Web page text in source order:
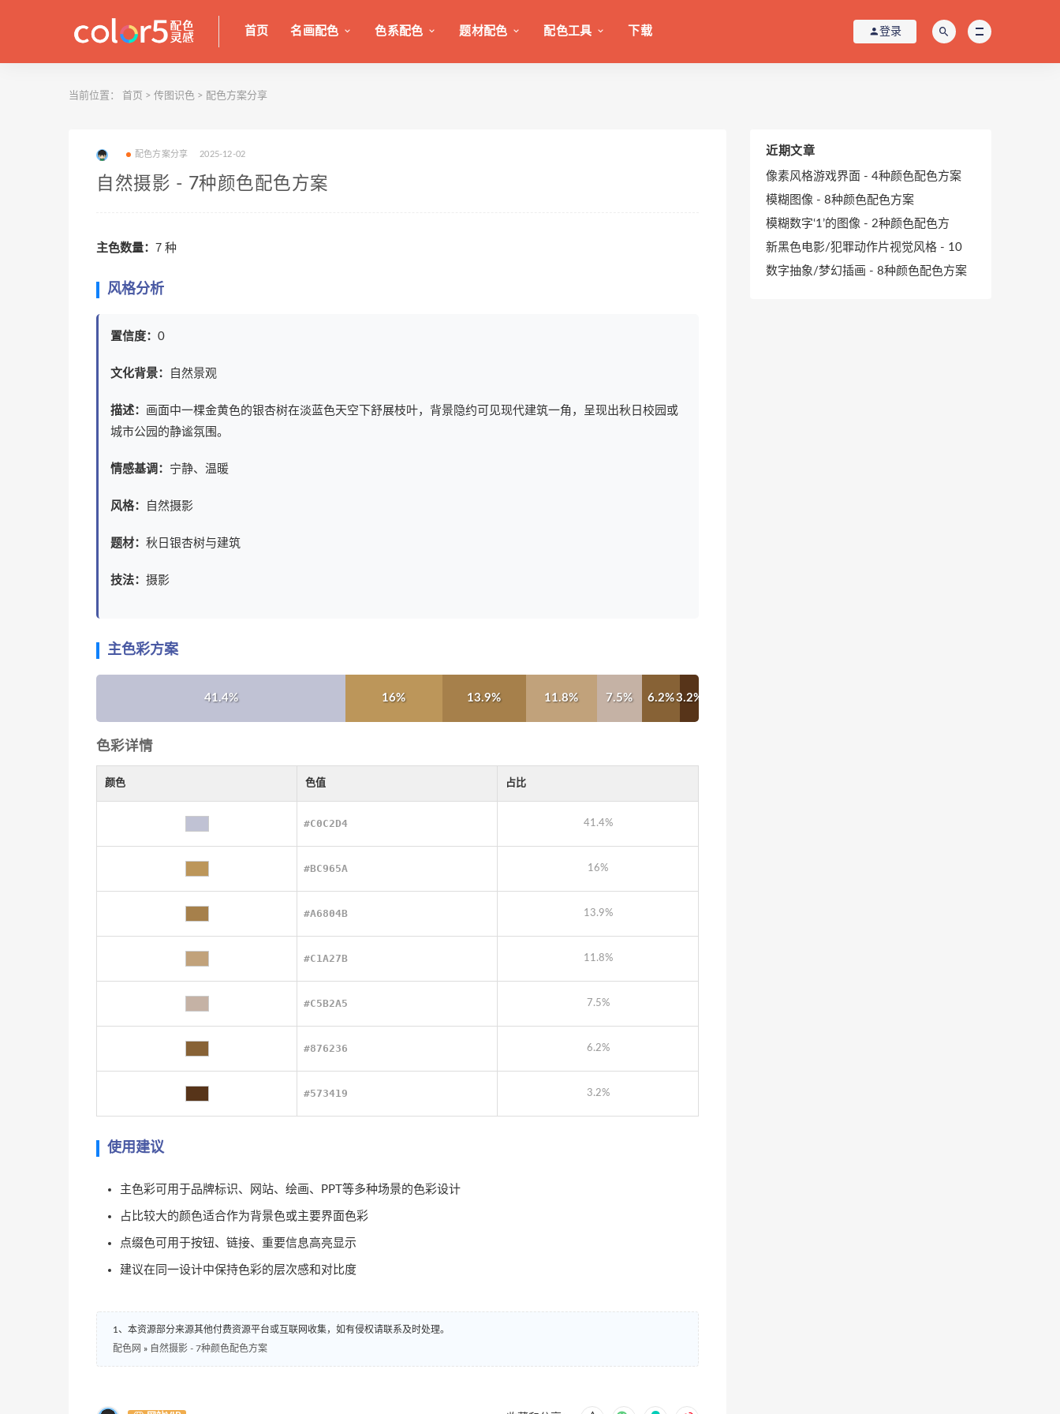
首页 名画配色 色系配色 题材配色 配色工具 下载 登录
当前位置： 首页 > 传图识色 > 配色方案分享
配色方案分享 2025-12-02
自然摄影 - 7种颜色配色方案
主色数量： 7 种
风格分析
置信度： 0
文化背景： 自然景观
描述： 画面中一棵金黄色的银杏树在淡蓝色天空下舒展枝叶，背景隐约可见现代建筑一角，呈现出秋日校园或
城市公园的静谧氛围。
情感基调： 宁静、温暖
风格： 自然摄影
题材： 秋日银杏树与建筑
技法： 摄影
主色彩方案
41.4% 16% 13.9% 11.8% 7.5% 6.2%3.2%
色彩详情
颜色 色值 占比
#C0C2D4 41.4%
#BC965A 16%
#A6804B 13.9%
#C1A27B 11.8%
#C5B2A5 7.5%
#876236 6.2%
#573419 3.2%
使用建议
主色彩可用于品牌标识、网站、绘画、PPT等多种场景的色彩设计
占比较大的颜色适合作为背景色或主要界面色彩
点缀色可用于按钮、链接、重要信息高亮显示
建议在同一设计中保持色彩的层次感和对比度
1、本资源部分来源其他付费资源平台或互联网收集，如有侵权请联系及时处理。
配色网 » 自然摄影 - 7种颜色配色方案
近期文章
像素风格游戏界面 - 4种颜色配色方案
模糊图像 - 8种颜色配色方案
模糊数字‘1’的图像 - 2种颜色配色方
新黑色电影/犯罪动作片视觉风格 - 10
数字抽象/梦幻插画 - 8种颜色配色方案